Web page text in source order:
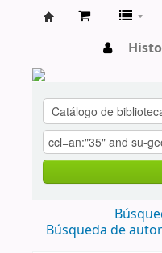
Búsqueda de